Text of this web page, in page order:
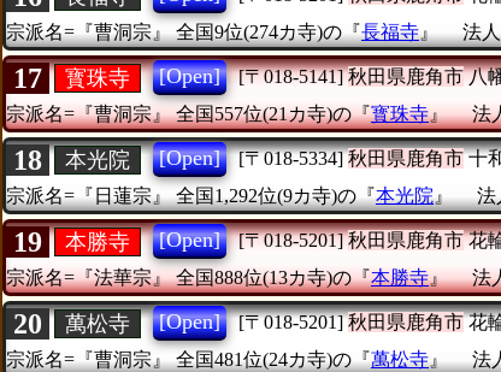
宗派名=『曹洞宗』
全国9位(274カ寺)の『長福寺 』 法
17 寳珠寺 [Open] [〒018-5141] 秋田県鹿角市八
宗派名=『曹洞宗』 全国557位(21カ寺)の『寳珠寺』 法
18 本光院 [Open] [〒018-5334] 秋田県鹿角市十
宗派名=『日蓮宗』
全国1,292位(9カ寺)の『本光院 』 法
19 本勝寺 [Open] [〒018-5201] 秋田県鹿角市花
宗派名=『法華宗』 全国888位(13カ寺)の『本勝寺』 法
20 萬松寺 [Open] [〒018-5201] 秋田県鹿角市花
宗派名=『曹洞宗』
全国481位(24カ寺)の『萬松寺 』 法